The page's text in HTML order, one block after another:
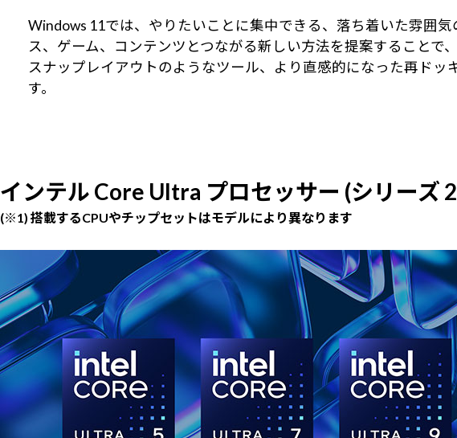
Windows 11では、やりたいことに集中できる、落ち着いた雰囲
ス、ゲーム、コンテンツとつながる新しい方法を提案すること
スナップレイアウトのようなツール、より直感的になった再ド
す。
インテル Core Ultra プロセッサー (シリー
(※1) 搭載するCPUやチップセットはモデルにより異なります